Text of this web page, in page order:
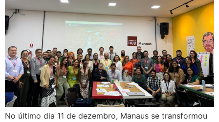
No último dia 11 de dezembro, Manaus se transformou